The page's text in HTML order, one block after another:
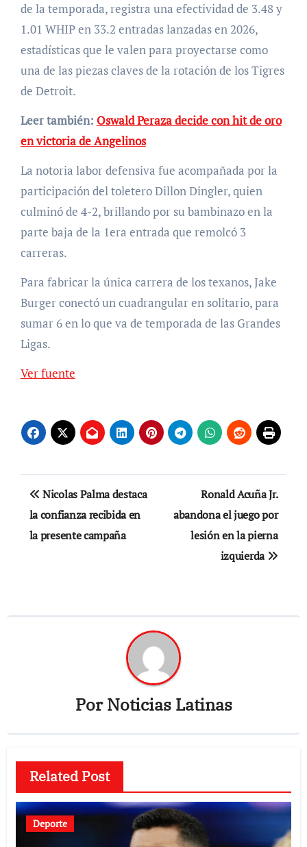
de la temporada, registra una efectividad de 3.48 y
1.01 WHIP en 33.2 entradas lanzadas en 2026,
estadísticas que le valen para proyectarse como
una de las piezas claves de la rotación de los Tigres
de Detroit.
Leer también: Oswald Peraza decide con hit de oro
en victoria de Angelinos
La notoria labor defensiva fue acompañada por la
participación del toletero Dillon Dingler, quien
culminó de 4-2, brillando por su bambinazo en la
parte baja de la 1era entrada que remolcó 3
carreras.
Para fabricar la única carrera de los texanos, Jake
Burger conectó un cuadrangular en solitario, para
sumar 6 en lo que va de temporada de las Grandes
Ligas.
Ver fuente
Navegación
de
entradas
Nicolas Palma destaca
la confianza recibida en
la presente campaña
Ronald Acuña Jr.
abandona el juego por
lesión en la pierna
izquierda
PorNoticias Latinas
Related Post
Deporte